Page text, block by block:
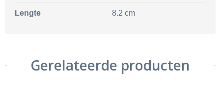
Lengte 8.2 cm
Gerelateerde producten